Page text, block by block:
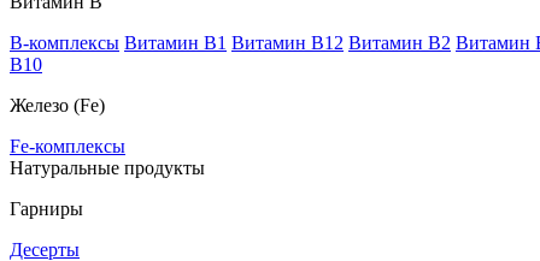
B-комплексы Витамин B1 Витамин B12 Витамин B2 Витамин
В10
Железо (Fe)
Fe-комплексы
Натуральные продукты
Гарниры
Десерты